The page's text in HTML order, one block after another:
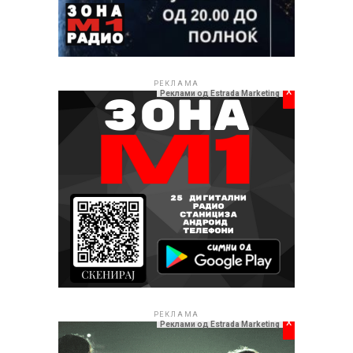
ПОВРЗАНИ ТЕМИ:
РЕКЛАМА
Реклами од Estrada Marketing x
РЕКЛАМА
Реклами од Estrada Marketing x